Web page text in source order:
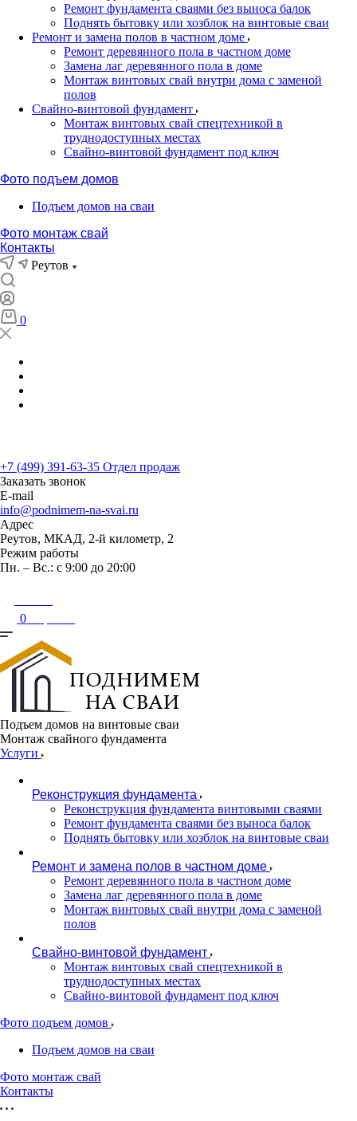
Ремонт фундамента сваями без выноса балок
Поднять бытовку или хозблок на винтовые сваи
Ремонт и замена полов в частном доме
Ремонт деревянного пола в частном доме
Замена лаг деревянного пола в доме
Монтаж винтовых свай внутри дома с заменой
полов
Свайно-винтовой фундамент
Монтаж винтовых свай спецтехникой в
труднодоступных местах
Свайно-винтовой фундамент под ключ
Фото подъем домов
Подъем домов на сваи
Фото монтаж свай
Контакты
Реутов
0
+7 (499) 391-63-35 Отдел продаж
Заказать звонок
E-mail
info@podnimem-na-svai.ru
Адрес
Реутов, МКАД, 2-й километр, 2
Режим работы
Пн. – Вс.: с 9:00 до 20:00
0
Подъем домов на винтовые сваи
Монтаж свайного фундамента
Услуги
Реконструкция фундамента
Реконструкция фундамента винтовыми сваями
Ремонт фундамента сваями без выноса балок
Поднять бытовку или хозблок на винтовые сваи
Ремонт и замена полов в частном доме
Ремонт деревянного пола в частном доме
Замена лаг деревянного пола в доме
Монтаж винтовых свай внутри дома с заменой
полов
Свайно-винтовой фундамент
Монтаж винтовых свай спецтехникой в
труднодоступных местах
Свайно-винтовой фундамент под ключ
Фото подъем домов
Подъем домов на сваи
Фото монтаж свай
Контакты